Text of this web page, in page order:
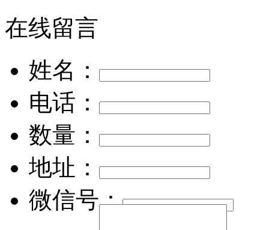
在线留言
姓名：
电话：
数量：
地址：
微信号：